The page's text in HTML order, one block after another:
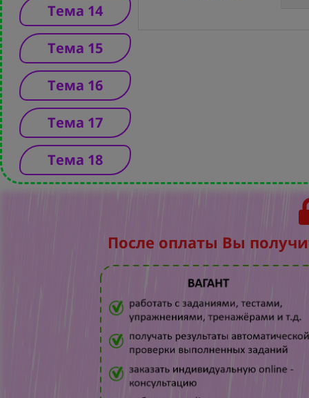
Тема 14
Тема 15
Тема 16
Тема 17
Тема 18
После оплаты Вы